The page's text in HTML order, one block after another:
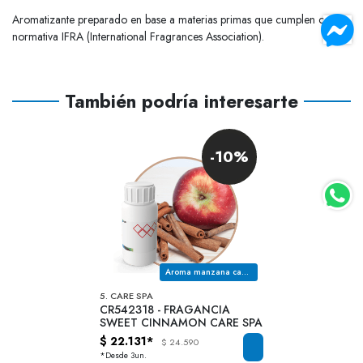
Aromatizante preparado en base a materias primas que cumplen con
normativa IFRA (International Fragrances Association).
También podría interesarte
-10%
Aroma manzana canela
5. CARE SPA
CR542318 - FRAGANCIA
SWEET CINNAMON CARE SPA
$ 22.131*
$ 24.590
*Desde 3un.